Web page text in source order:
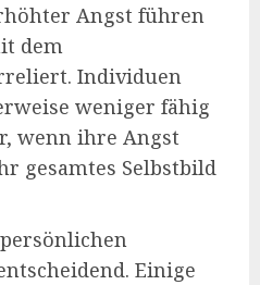
Angst führen
dem
Individuen
weniger fähig
wenn ihre Angst
gesamtes Selbstbild
Einige